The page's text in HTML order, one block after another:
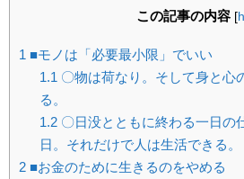
この記事の内容 [
1 ■モノは「必要最小限」でいい
1.1 〇物は荷なり。そして身と心
る。
1.2〇日没とともに終わる一日の
日。それだけで人は生活できる。
2 ■お金のために生きるのをやめる